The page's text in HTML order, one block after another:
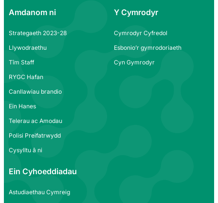
Amdanom ni
Strategaeth 2023-28
Llywodraethu
Tîm Staff
RYGC Hafan
Canllawiau brandio
Ein Hanes
Telerau ac Amodau
Polisi Preifatrwydd
Cysylltu â ni
Y Cymrodyr
Cymrodyr Cyfredol
Esbonio’r gymrodoriaeth
Cyn Gymrodyr
Ein Cyhoeddiadau
Astudiaethau Cymreig